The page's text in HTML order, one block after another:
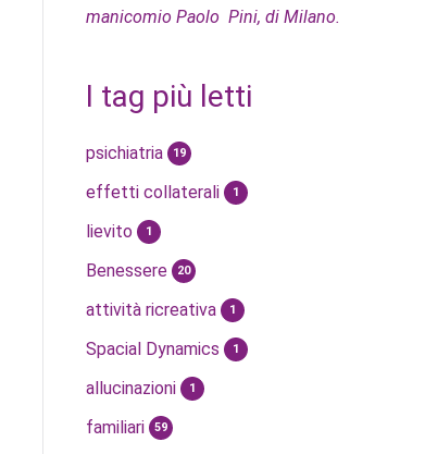
manicomio Paolo Pini, di Milano.
I tag più letti
psichiatria 19
effetti collaterali 1
lievito 1
Benessere 20
attività ricreativa 1
Spacial Dynamics 1
allucinazioni 1
familiari 59